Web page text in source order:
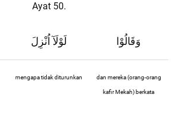
Ayat 50.
لَوْلَآ اُنْزِلَ وَقَالُوْا
mengapa tidak diturunkan dan mereka (orang-orang
kafir Mekah) berkata